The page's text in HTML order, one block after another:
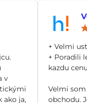
5
v
ako ja,
+ Velmi
+ Poradili
kazdu
Velmi
obchodu.